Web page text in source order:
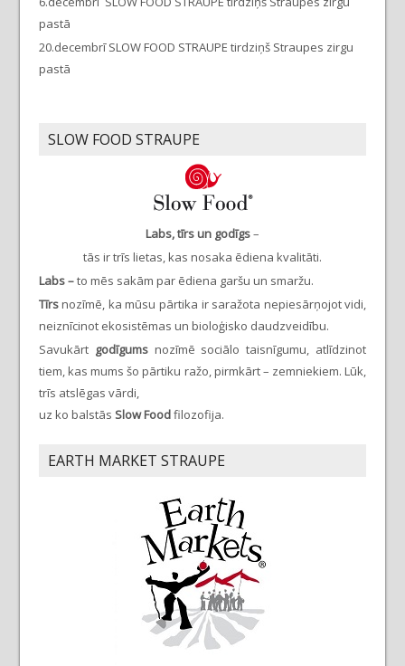
pastā
20.decembrī SLOW FOOD STRAUPE tirdziņš Straupes zirgu
pastā
SLOW FOOD STRAUPE
Labs, tīrs un godīgs–
tās ir trīs lietas, kas nosaka ēdiena kvalitāti.
Labs –to mēs sakām par ēdiena garšu un smaržu.
Tīrsnozīmē, ka mūsu pārtika ir saražota nepiesārņojot vidi,
neiznīcinot ekosistēmas un bioloģisko daudzveidību.
Savukārt godīgumsnozīmē sociālo taisnīgumu, atlīdzinot
tiem, kas mums šo pārtiku ražo, pirmkārt – zemniekiem. Lūk,
trīs atslēgas vārdi,
uz ko balstās Slow Foodfilozofija.
EARTH MARKET STRAUPE